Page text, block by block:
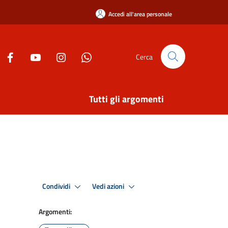
Accedi all'area personale
Cerca
Tutti gli argomenti
Condividi Vedi azioni
Argomenti: